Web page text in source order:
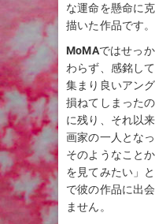
な運命を懸命に
描いた作品です。
MoMAではせっ
わらず、感銘し
集まり良いアン
損ねてしまった
に残り、それ以
画家の一人となっ
そのようなこと
を見てみたい」
で彼の作品に出
ません。